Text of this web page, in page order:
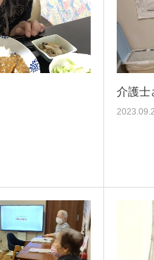
介護士